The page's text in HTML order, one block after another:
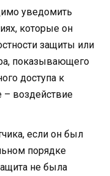
уведомить
которые он
защиты или
показывающего
доступа к
– воздействие
если он был
порядке
не была